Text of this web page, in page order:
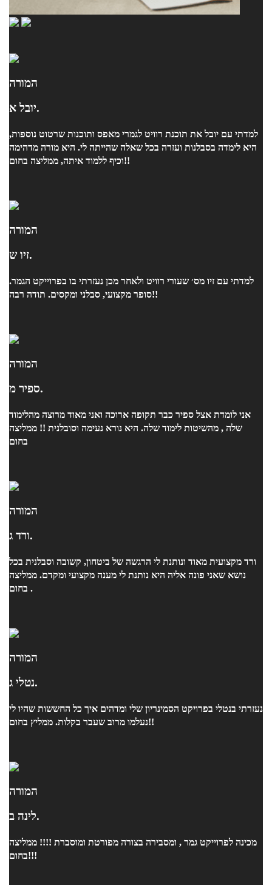
המורה
יובל א.
למדתי עם יובל את תוכנת רוויט לגמרי מאפס ותוכנות שרטוט נוספות,
היא לימדה בסבלנות ועזרה בכל שאלה שהייתה לי. היא מורה מדהימה
וכיף ללמוד איתה, ממליצה בחום!!
המורה
זיו ש.
למדתי עם זיו מס׳ שעורי רוויט ולאחר מכן נעזרתי בו בפרוייקט הגמר.
סופר מקצועי, סבלני ומקסים. תודה רבה!!
המורה
ספיר מ.
אני לומדת אצל ספיר כבר תקופה ארוכה ואני מאוד מרוצה מהלימוד
שלה , מהשיטות לימוד שלה. היא נורא נעימה וסובלנית !! ממליצה
בחום
המורה
ורד ג.
ורד מקצועית מאוד ונותנת לי הרגשה של ביטחון, קשובה וסבלנית בכל
נושא שאני פונה אליה היא נותנת לי מענה מקצועי ומקדם. ממליצה
בחום .
המורה
נטלי ג.
נעזרתי בנטלי בפרויקט הסמינריון שלי ומדהים איך כל החששות שהיו לי
נעלמו מרוב שעבר בקלות. ממליץ בחום!!
המורה
לינה ב.
מכינה לפרוייקט גמר , ומסבירה בצורה מפורטת ומוסברת !!!! ממליצה
בחום!!!